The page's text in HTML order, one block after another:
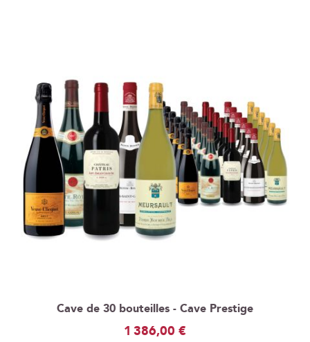
Cave de 30 bouteilles - Cave Prestige
1 386,00 €